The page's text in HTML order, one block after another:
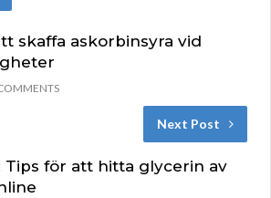
skaffa askorbinsyra vid
Next Post
Tips för att hitta glycerin av